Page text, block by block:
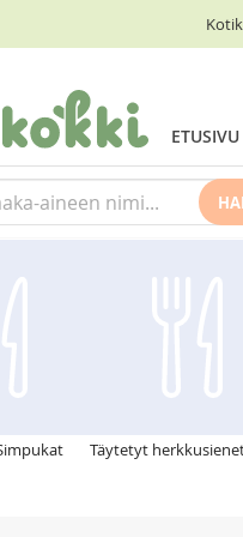
ETUSIVU
myös
Täytetyt